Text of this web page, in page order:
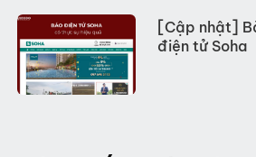
[Cập nhật]
điện tử Soha